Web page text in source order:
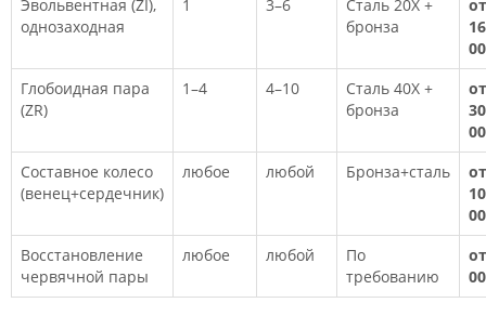
Эвольвентная (ZI),
однозаходная
1 3–6
Сталь 20Х +
бронза
от
16
Глобоидная пара
(ZR)
1–4 4–10
Сталь 40Х +
бронза
от
30
Составное колесо
(венец+сердечник)
любое любой Бронза+сталь
от
10
Восстановление
червячной пары
любое любой
По
требованию